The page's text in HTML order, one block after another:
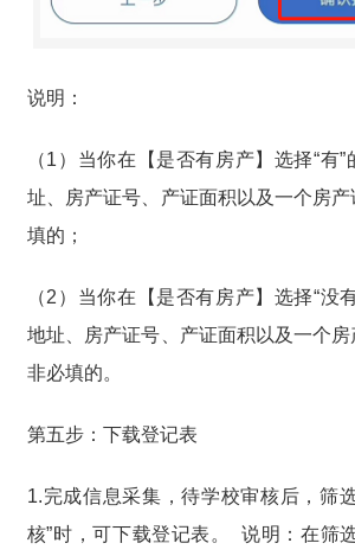
说明：
（1）当你在【是否有房产】选择“有
址、房产证号、产证面积以及一个房
填的；
（2）当你在【是否有房产】选择“没
地址、房产证号、产证面积以及一个
非必填的。
第五步：下载登记表
1.完成信息采集，待学校审核后，筛
核”时，可下载登记表。 说明：在筛